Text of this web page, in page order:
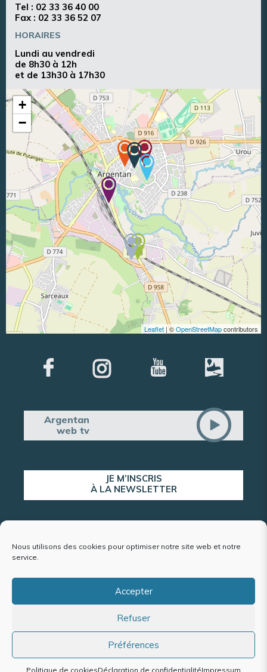
Nous utilisons des cookies pour optimiser notre site web et notre
service.
Accepter
Refuser
Préférences
Politique de cookiesDéclaration de confidentialitéImpressum
Tel : 02 33 36 40 00
Fax : 02 33 36 52 07
HORAIRES
Lundi au vendredi
de 8h30 à 12h
et de 13h30 à 17h30
+
−
Leaflet | ©OpenStreetMapcontributors
Argentan
web tv
JE M’INSCRIS
À LA NEWSLETTER
ALERTE POPULATION
Mentions légales et politique de confidentialité
Accessibilité : conformité partielle
Politique de cookies (UE)